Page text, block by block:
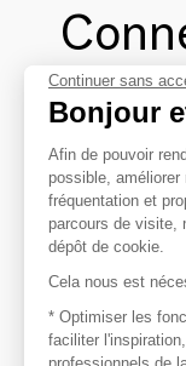
Afin de
avec vos
Continuer sans
Bonjour
Afin de pouvoir
possible,
fréquentation et
parcours de visite,
dépôt de cookie.
Cela nous est
* Optimiser les
faciliter
professionnels de